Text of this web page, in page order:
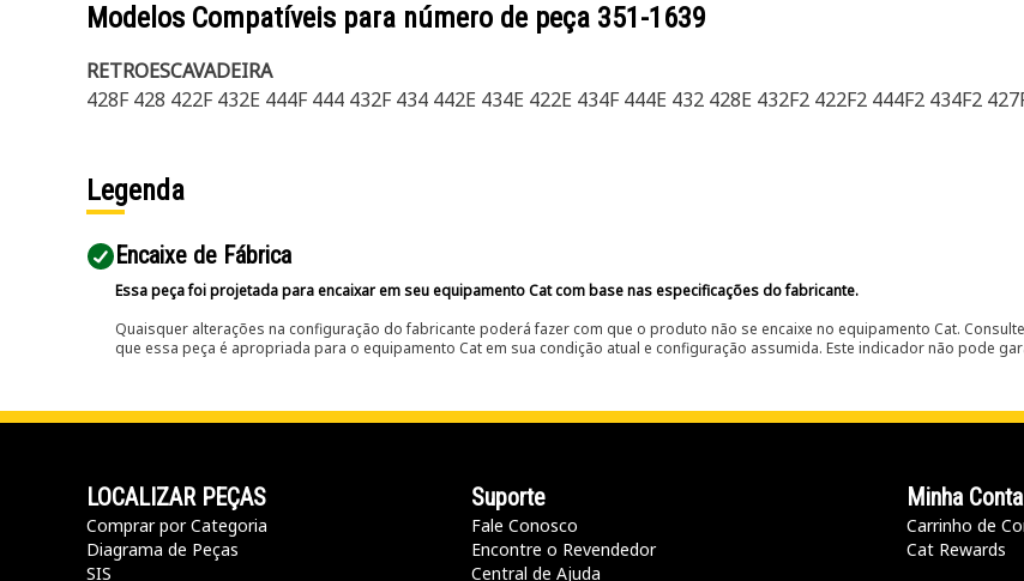
Modelos Compatíveis para número de peça 351-1639
RETROESCAVADEIRA
428F 428 422F 432E 444F 444 432F 434 442E 434E 422E 434F 444E 432 428E 432F2 422F2 444F2 434F2
Legenda
Encaixe de Fábrica
Essa peça foi projetada para encaixar em seu equipamento Cat com base nas especificações do fabricante.
Quaisquer alterações na configuração do fabricante poderá fazer com que o produto não se encaixe no equipamento Cat.
que essa peça é apropriada para o equipamento Cat em sua condição atual e configuração assumida. Este indicador não pode
LOCALIZAR PEÇAS
Comprar por Categoria
Diagrama de Peças
SIS
Suporte
Fale Conosco
Encontre o Revendedor
Central de Ajuda
Minha Conta
Carrinho de
Cat Rewards